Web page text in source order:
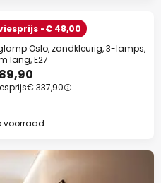
-€ 48,00
Oslo, zandkleurig, 3-lamps,
lang, E27
€ 337,90
voorraad